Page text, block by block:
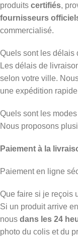
produits certifiés,
fournisseurs
commercialisé.
Quels sont les délais
Les délais de
selon votre ville.
une expédition
Quels sont les
Nous proposons
Paiement à la
Paiement en ligne
Que faire si je reçois
Si un produit arrive
nous dans les 24
photo du colis et du